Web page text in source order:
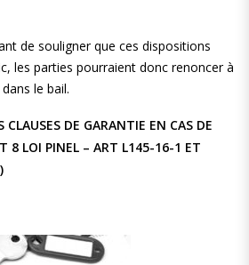
de souligner que ces dispositions
les parties pourraient donc renoncer à
le bail.
CLAUSES DE GARANTIE EN CAS DE
8 LOI PINEL – ART L145-16-1 ET